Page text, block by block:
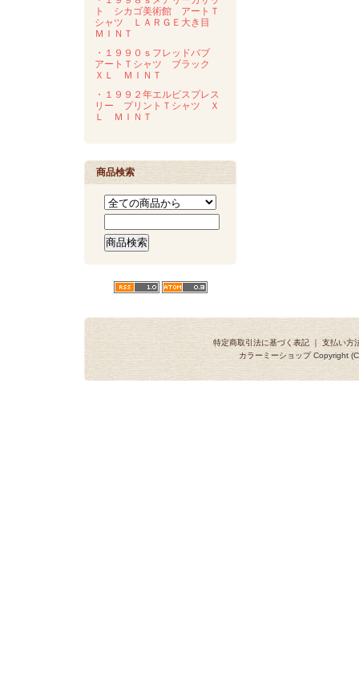
ト シカゴ美術館 アートＴ
シャツ ＬＡＲＧＥ大き目
ＭＩＮＴ
・１９９０ｓフレッドバブ
アートＴシャツ ブラック
ＸＬ ＭＩＮＴ
・１９９２年エルビスプレス
リー プリントＴシャツ Ｘ
Ｌ ＭＩＮＴ
商品検索
特定商取引法に基づく表記 ｜ 支払い方
カラーミーショップCopyright